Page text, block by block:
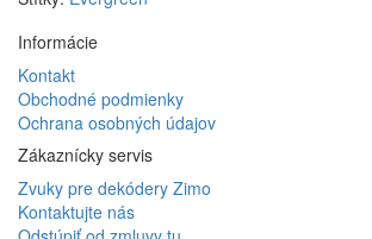
Informácie
Kontakt
Obchodné podmienky
Ochrana osobných údajov
Zákaznícky servis
Zvuky pre dekódery Zimo
Kontaktujte nás